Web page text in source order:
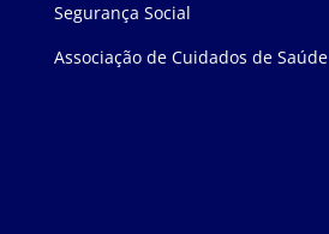
Segurança Social
Associação de Cuidados de Saúde